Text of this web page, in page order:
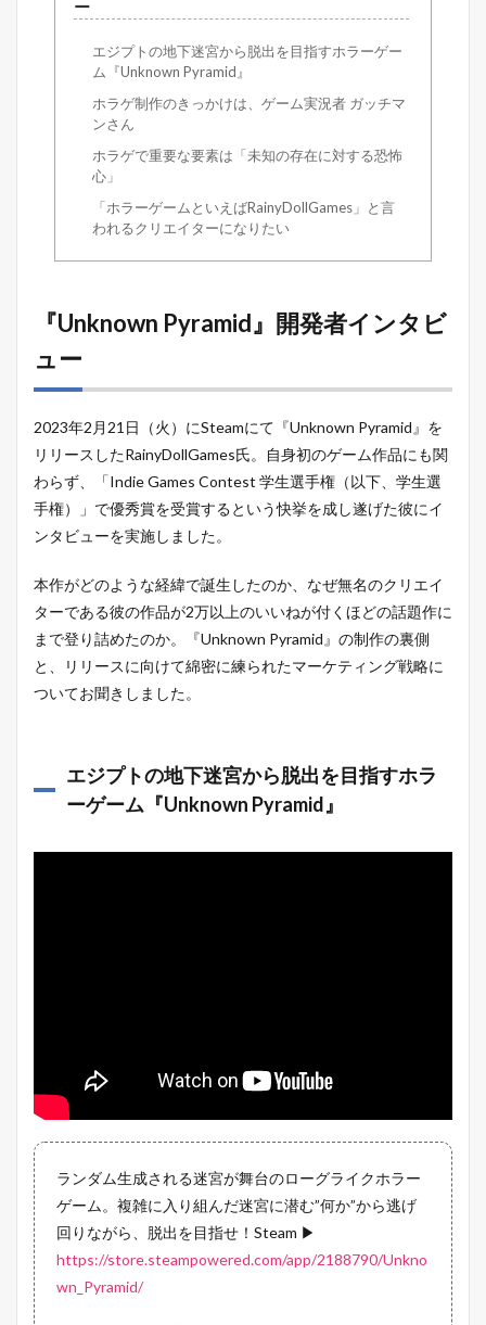
ー
エジプトの地下迷宮から脱出を目指すホラーゲー
ム『Unknown Pyramid』
ホラゲ制作のきっかけは、ゲーム実況者 ガッチマ
ンさん
ホラゲで重要な要素は「未知の存在に対する恐怖
心」
「ホラーゲームといえばRainyDollGames」と言
われるクリエイターになりたい
『Unknown Pyramid』開発者インタビ
ュー
2023年2月21日（火）にSteamにて『Unknown Pyramid』を
リリースしたRainyDollGames氏。自身初のゲーム作品にも関
わらず、「Indie Games Contest 学生選手権（以下、学生選
手権）」で優秀賞を受賞するという快挙を成し遂げた彼にイ
ンタビューを実施しました。
本作がどのような経緯で誕生したのか、なぜ無名のクリエイ
ターである彼の作品が2万以上のいいねが付くほどの話題作に
まで登り詰めたのか。『Unknown Pyramid』の制作の裏側
と、リリースに向けて綿密に練られたマーケティング戦略に
ついてお聞きしました。
エジプトの地下迷宮から脱出を目指すホラ
ーゲーム『Unknown Pyramid』
ランダム生成される迷宮が舞台のローグライクホラー
ゲーム。複雑に入り組んだ迷宮に潜む”何か”から逃げ
回りながら、脱出を目指せ！Steam ▶
https://store.steampowered.com/app/2188790/Unkno
wn_Pyramid/